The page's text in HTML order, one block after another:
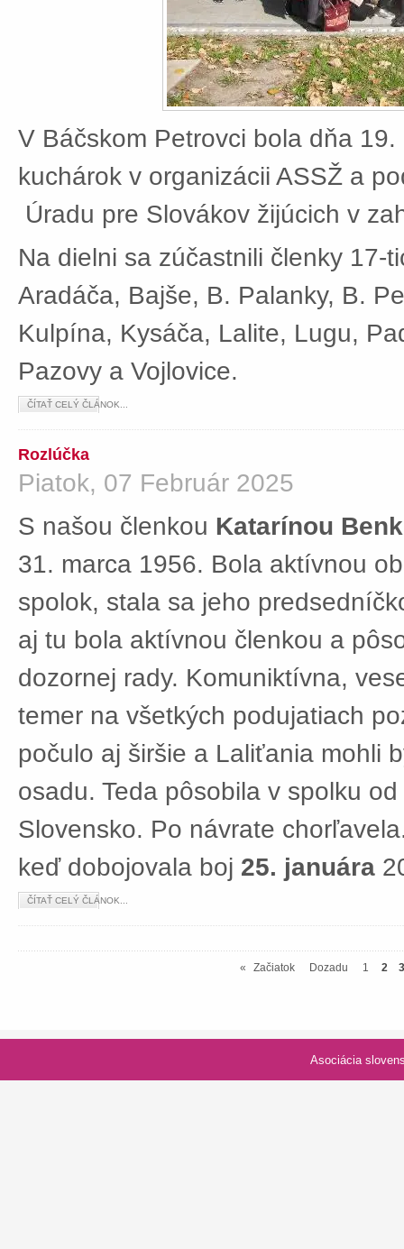
V Báčskom Petrovci bola dňa
kuchárok v organizácii ASSŽ a
Úradu pre Slovákov žijúcich v
Na dielni sa zúčastnili členky 17-
Aradáča, Bajše, B. Palanky, B.
Kulpína, Kysáča, Lalite, Lugu,
Pazovy a Vojlovice.
ČÍTAŤ CELÝ ČLÁNOK...
Rozlúčka
Piatok, 07 Február 2025
S našou členkou Katarínou
31. marca 1956. Bola aktívnou
spolok, stala sa jeho
aj tu bola aktívnou členkou a
dozornej rady. Komuniktívna,
temer na všetkých podujatiach
počulo aj širšie a Laliťania mohli
osadu. Teda pôsobila v spolku
Slovensko. Po návrate
keď dobojovala boj 25. januára
ČÍTAŤ CELÝ ČLÁNOK...
« Začiatok Dozadu 1 2 3
Asociácia slovenských